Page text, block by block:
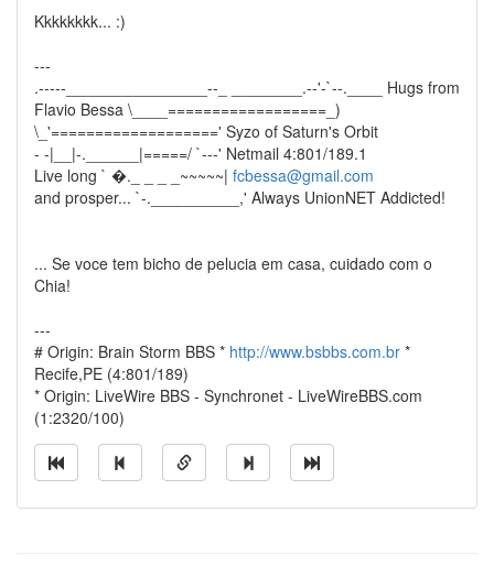
Kkkkkkkk... :)
---
.-----________________--_ ________.--'-`--.____ Hugs from
Flavio Bessa \____==================_)
\_'===================' Syzo of Saturn's Orbit
- -|__|-.______|=====/ `---' Netmail 4:801/189.1
Live long ` �._ _ _ _~~~~~| fcbessa@gmail.com
and prosper... `-.__________,' Always UnionNET Addicted!
... Se voce tem bicho de pelucia em casa, cuidado com o
Chia!
---
# Origin: Brain Storm BBS * http://www.bsbbs.com.br *
Recife,PE (4:801/189)
* Origin: LiveWire BBS - Synchronet - LiveWireBBS.com
(1:2320/100)